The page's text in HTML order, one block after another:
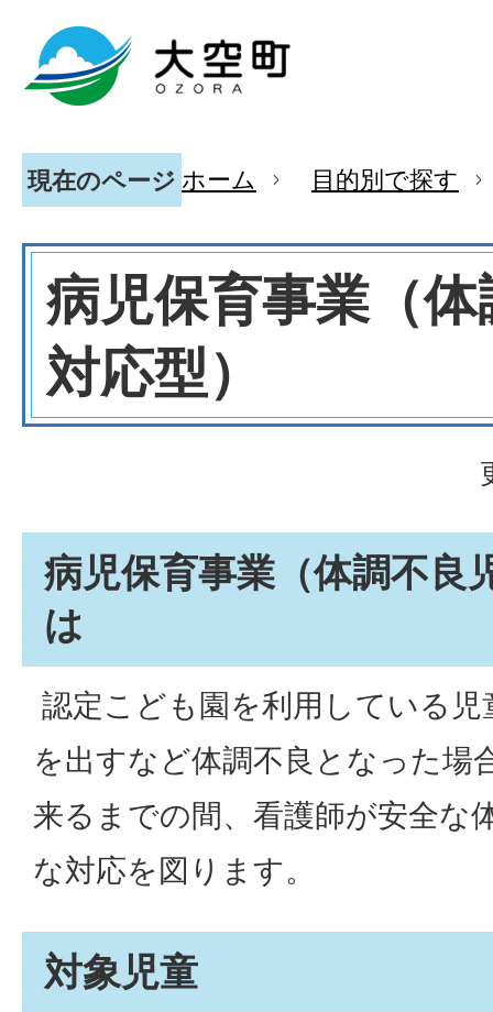
現在のページ ホーム 目的別で探す
病児保育事業（
対応型）
病児保育事業（体調不良
は
認定こども園を利用している
を出すなど体調不良となった場
来るまでの間、看護師が安全な
な対応を図ります。
対象児童